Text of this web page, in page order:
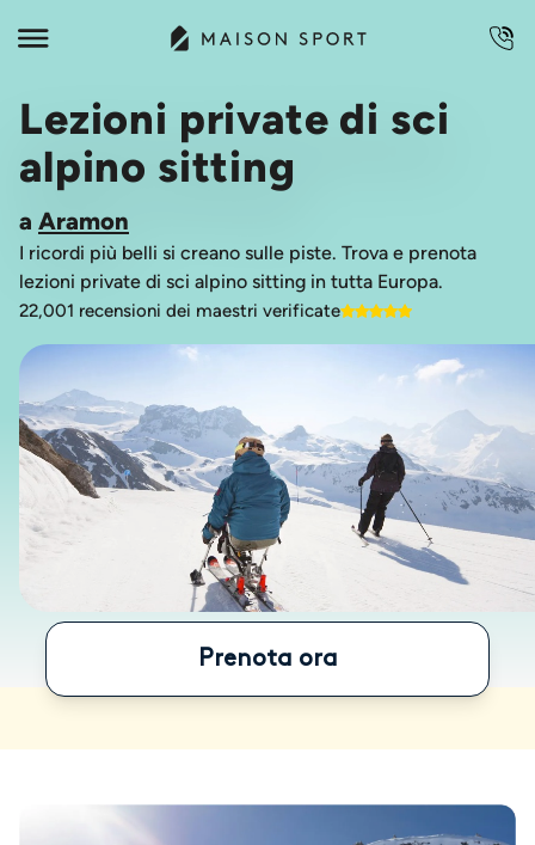
Lezioni private di sci
alpino sitting
a Aramon
I ricordi più belli si creano sulle piste. Trova e prenota
lezioni private di sci alpino sitting in tutta Europa.
22,001 recensioni dei maestri verificate
Prenota ora